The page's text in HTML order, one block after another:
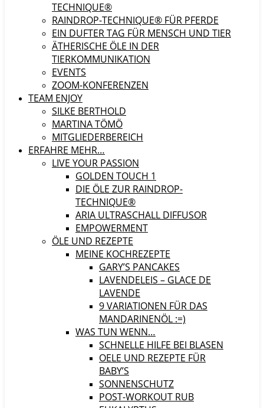
TECHNIQUE®
RAINDROP-TECHNIQUE® FÜR PFERDE
EIN DUFTER TAG FÜR MENSCH UND TIER
ÄTHERISCHE ÖLE IN DER
TIERKOMMUNIKATION
EVENTS
ZOOM-KONFERENZEN
TEAM ENJOY
SILKE BERTHOLD
MARTINA TÖMÖ
MITGLIEDERBEREICH
ERFAHRE MEHR…
LIVE YOUR PASSION
GOLDEN TOUCH 1
DIE ÖLE ZUR RAINDROP-
TECHNIQUE®
ARIA ULTRASCHALL DIFFUSOR
EMPOWERMENT
ÖLE UND REZEPTE
MEINE KOCHREZEPTE
GARY’S PANCAKES
LAVENDELEIS – GLACE DE
LAVENDE
9 VARIATIONEN FÜR DAS
MANDARINENÖL :=)
WAS TUN WENN…
SCHNELLE HILFE BEI BLASEN
OELE UND REZEPTE FÜR
BABY’S
SONNENSCHUTZ
POST-WORKOUT RUB